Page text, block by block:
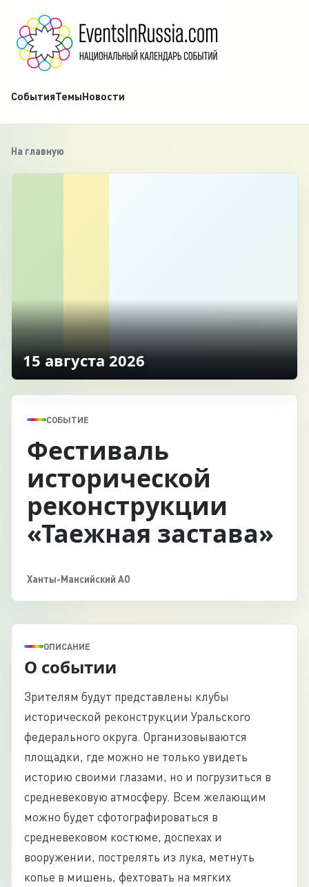
СобытияТемыНовости
На главную
‹
15 августа 2026
СОБЫТИЕ
Фестиваль
исторической
реконструкции
«Таежная застава»
Ханты-Мансийский АО
ОПИСАНИЕ
О событии
Зрителям будут представлены клубы
исторической реконструкции Уральского
федерального округа. Организовываются
площадки, где можно не только увидеть
историю своими глазами, но и погрузиться в
средневековую атмосферу. Всем желающим
можно будет сфотографироваться в
средневековом костюме, доспехах и
вооружении, пострелять из лука, метнуть
копье в мишень, фехтовать на мягких